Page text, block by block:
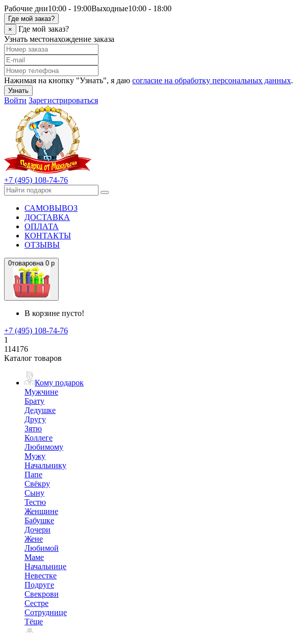
Рабочие дни10:00 - 19:00Выходные10:00 - 18:00
Где мой заказ?
×
Где мой заказ?
Узнать местонахождение заказа
Нажимая на кнопку "Узнать", я даю согласие на обработку персональных данных.
Узнать
Войти Зарегистрироваться
+7 (495) 108-74-76
САМОВЫВОЗ
ДОСТАВКА
ОПЛАТА
КОНТАКТЫ
ОТЗЫВЫ
0товаровна 0 р
В корзине пусто!
+7 (495) 108-74-76
1
114176
Каталог товаров
Кому подарок
Мужчине
Брату
Дедушке
Другу
Зятю
Коллеге
Любимому
Мужу
Начальнику
Папе
Свёкру
Сыну
Тестю
Женщине
Бабушке
Дочери
Жене
Любимой
Маме
Начальнице
Невестке
Подруге
Свекрови
Сестре
Сотруднице
Тёще